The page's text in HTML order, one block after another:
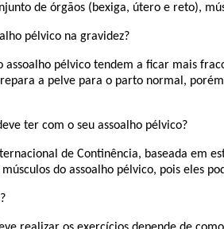
de órgãos (bexiga, útero e reto),
pélvico na gravidez?
assoalho pélvico tendem a ficar mais
a pelve para o parto normal,
ter com o seu assoalho pélvico?
de Continência, baseada em
do assoalho pélvico, pois eles